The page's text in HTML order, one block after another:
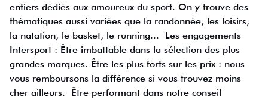
entiers dédiés aux amoureux du sport. On y trouve des
thématiques aussi variées que la randonnée, les loisirs,
la natation, le basket, le running... Les engagements
Intersport : Être imbattable dans la sélection des plus
grandes marques. Être les plus forts sur les prix : nous
vous remboursons la différence si vous trouvez moins
cher ailleurs. Être performant dans notre conseil